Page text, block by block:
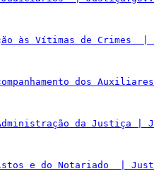
às Vítimas de Crimes
dos
da Justiça |
e do Notariado  |